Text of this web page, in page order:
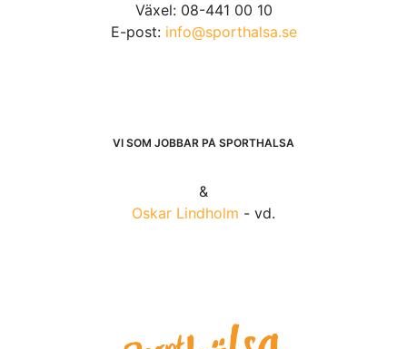
Växel: 08-441 00 10
E-post: info@sporthalsa.se
VI SOM JOBBAR PÅ SPORTHÄLSA
&
Oskar Lindholm - vd.